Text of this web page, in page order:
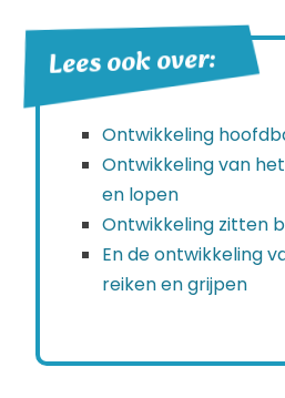
Lees ook over:
Ontwikkeling
Ontwikkeling van
en lopen
Ontwikkeling zitten
En de ontwikkeling
reiken en grijpen